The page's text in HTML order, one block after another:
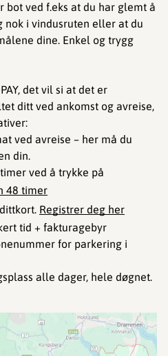
bot ved f.eks at du har glemt å
nok i vindusruten eller at du
dine. Enkel og trygg
det vil si at det er
ditt ved ankomst og avreise,
ved avreise – her må du
din.
ved å trykke på
48 timer
Registrer deg her
tid + fakturagebyr
for parkering i
alle dager, hele døgnet.